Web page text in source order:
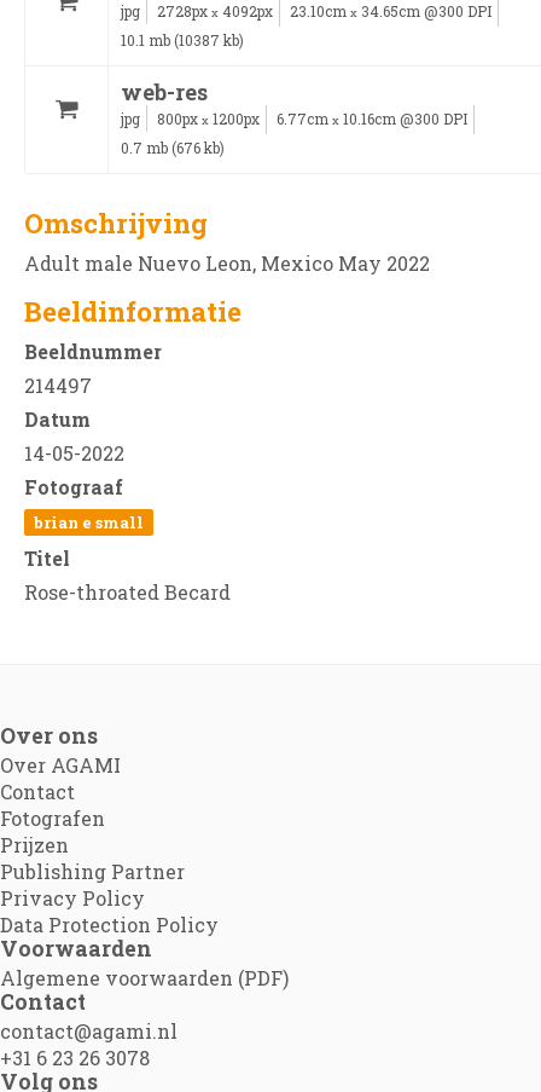
jpg 2728px x 4092px 23.10cm x 34.65cm @300 DPI
10.1 mb (10387 kb)
web-res
jpg 800px x 1200px 6.77cm x 10.16cm @300 DPI
0.7 mb (676 kb)
Omschrijving
Adult male Nuevo Leon, Mexico May 2022
Beeldinformatie
Beeldnummer
214497
Datum
14-05-2022
Fotograaf
brian e small
Titel
Rose-throated Becard
Over ons
Over AGAMI
Contact
Fotografen
Prijzen
Publishing Partner
Privacy Policy
Data Protection Policy
Voorwaarden
Algemene voorwaarden (PDF)
Contact
contact@agami.nl
+31 6 23 26 3078
Volg ons